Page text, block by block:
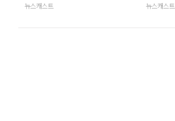
뉴스캐스트 뉴스캐스트